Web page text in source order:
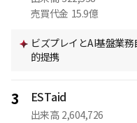
売買代金 15.9億
ビズプレイとAI基盤業
的提携
3 ESTaid
出来高 2,604,726